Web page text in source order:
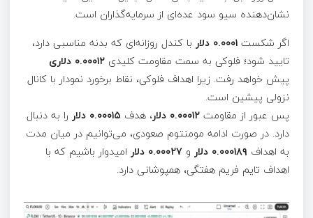
نشان‌دهنده سیو سود عده‌ای از سرمایه‌گذاران است.
اگر شکست ۰.۰۰۰۱ دلار
با کندل روزانه‌ای که بدنه مناسبی دارد،
تایید شود؛ فلوکی به سمت مقاومت کلیدی ۰.۰۰۰۱۲ دلاری
پیش خواهد رفت. زیرا اهداف فلوکی، نقاط برخورد نمودار با کانال
نزولی پیشین است.
پس عبور از مقاومت ۰.۰۰۰۱۲ دلار ، هدف ۰.۰۰۰۱۵ دلار
را به دنبال
دارد. در صورت ادامه مومنتوم صعودی، می‌توانیم در میان مدت
به اهداف ۰.۰۰۰۱۸۹ دلار و ۰.۰۰۰۲۷ دلار
امیدوار باشیم که با
اهداف تایم فریم هفتگی، همپوشانی دارد.